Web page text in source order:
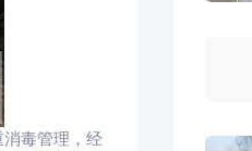
毒管理，经